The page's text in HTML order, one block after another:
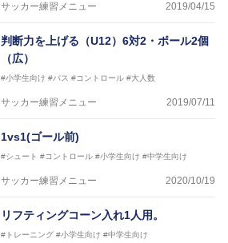
サッカー練習メニュー 2019/04/15
判断力を上げる（U12）6対2・ボール2個
（広）
#小学生向け #パス #コントロール #大人数
サッカー練習メニュー 2019/07/11
1vs1(ゴール前)
#シュート #コントロール #小学生向け #中学生向け
サッカー練習メニュー 2020/10/19
リフティングコーン入れ1人用。
#トレーニング #小学生向け #中学生向け